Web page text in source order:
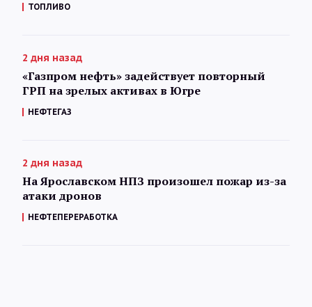
ТОПЛИВО
2 дня назад
«Газпром нефть» задействует повторный
ГРП на зрелых активах в Югре
НЕФТЕГАЗ
2 дня назад
На Ярославском НПЗ произошел пожар из-за
атаки дронов
НЕФТЕПЕРЕРАБОТКА